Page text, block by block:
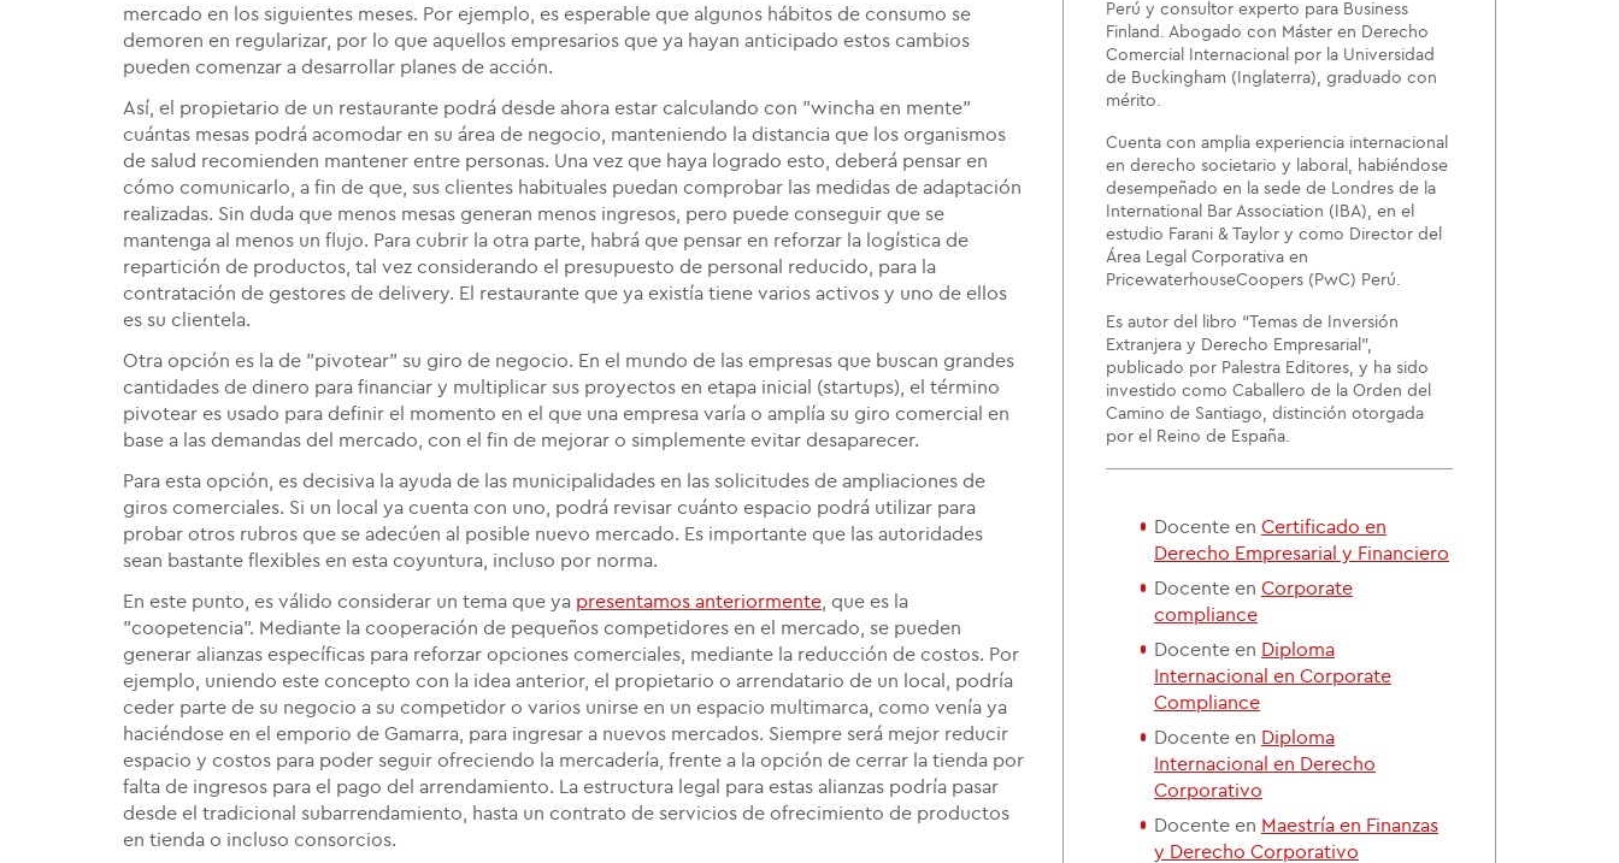
mercado en los siguientes meses. Por ejemplo, es esperable que algunos hábitos de consumo se
demoren en regularizar, por lo que aquellos empresarios que ya hayan anticipado estos cambios
pueden comenzar a desarrollar planes de acción.
Así, el propietario de un restaurante podrá desde ahora estar calculando con "wincha en mente"
cuántas mesas podrá acomodar en su área de negocio, manteniendo la distancia que los organismos
de salud recomienden mantener entre personas. Una vez que haya logrado esto, deberá pensar en
cómo comunicarlo, a fin de que, sus clientes habituales puedan comprobar las medidas de adaptación
realizadas. Sin duda que menos mesas generan menos ingresos, pero puede conseguir que se
mantenga al menos un flujo. Para cubrir la otra parte, habrá que pensar en reforzar la logística de
repartición de productos, tal vez considerando el presupuesto de personal reducido, para la
contratación de gestores de delivery. El restaurante que ya existía tiene varios activos y uno de ellos
es su clientela.
Otra opción es la de "pivotear" su giro de negocio. En el mundo de las empresas que buscan grandes
cantidades de dinero para financiar y multiplicar sus proyectos en etapa inicial (startups), el término
pivotear es usado para definir el momento en el que una empresa varía o amplía su giro comercial en
base a las demandas del mercado, con el fin de mejorar o simplemente evitar desaparecer.
Para esta opción, es decisiva la ayuda de las municipalidades en las solicitudes de ampliaciones de
giros comerciales. Si un local ya cuenta con uno, podrá revisar cuánto espacio podrá utilizar para
probar otros rubros que se adecúen al posible nuevo mercado. Es importante que las autoridades
sean bastante flexibles en esta coyuntura, incluso por norma.
En este punto, es válido considerar un tema que ya presentamos anteriormente , que es la
"coopetencia". Mediante la cooperación de pequeños competidores en el mercado, se pueden
generar alianzas específicas para reforzar opciones comerciales, mediante la reducción de costos. Por
ejemplo, uniendo este concepto con la idea anterior, el propietario o arrendatario de un local, podría
ceder parte de su negocio a su competidor o varios unirse en un espacio multimarca, como venía ya
haciéndose en el emporio de Gamarra, para ingresar a nuevos mercados. Siempre será mejor reducir
espacio y costos para poder seguir ofreciendo la mercadería, frente a la opción de cerrar la tienda por
falta de ingresos para el pago del arrendamiento. La estructura legal para estas alianzas podría pasar
desde el tradicional subarrendamiento, hasta un contrato de servicios de ofrecimiento de productos
en tienda o incluso consorcios.
Perú y consultor experto para Business
Finland. Abogado con Máster en Derecho
Comercial Internacional por la Universidad
de Buckingham (Inglaterra), graduado con
mérito.
Cuenta con amplia experiencia internacional
en derecho societario y laboral, habiéndose
desempeñado en la sede de Londres de la
International Bar Association (IBA), en el
estudio Farani & Taylor y como Director del
Área Legal Corporativa en
PricewaterhouseCoopers (PwC) Perú.
Es autor del libro “Temas de Inversión
Extranjera y Derecho Empresarial”,
publicado por Palestra Editores, y ha sido
investido como Caballero de la Orden del
Camino de Santiago, distinción otorgada
por el Reino de España.
Docente en Certificado en
Derecho Empresarial y Financiero
Docente en Corporate
compliance
Docente en Diploma
Internacional en Corporate
Compliance
Docente en Diploma
Internacional en Derecho
Corporativo
Docente en Maestría en Finanzas
y Derecho Corporativo